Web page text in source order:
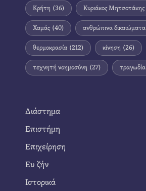
Κρήτη (36) Κυριάκος Μητσοτάκης
Χαμάς (40) ανθρώπινα δικαιώματα
θερμοκρασία (212) κίνηση (26)
τεχνητή νοημοσύνη (27) τραγωδία
Διάστημα
Επιστήμη
Επιχείρηση
Ευ ζήν
Ιστορικά